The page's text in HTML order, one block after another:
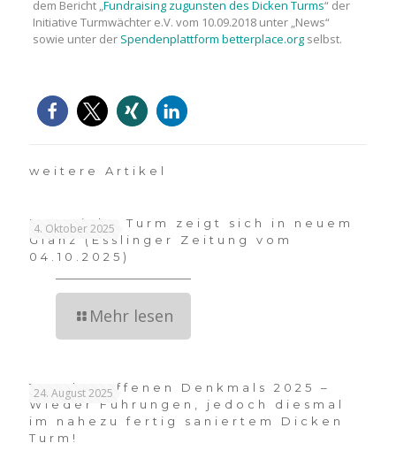
dem Bericht „Fundraising zugunsten des Dicken Turms“ der
Initiative Turmwächter e.V. vom 10.09.2018 unter „News“
sowie unter derSpendenplattform betterplace.orgselbst.
weitere Artikel
4. Oktober 2025
Der Dicke Turm zeigt sich in neuem
Glanz (Esslinger Zeitung vom
04.10.2025)
Mehr lesen
24. August 2025
Tag des offenen Denkmals 2025 –
Wieder Führungen, jedoch diesmal
im nahezu fertig saniertem Dicken
Turm!